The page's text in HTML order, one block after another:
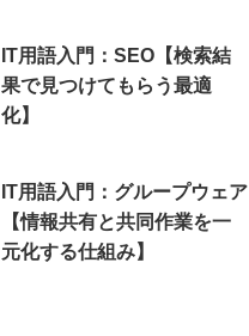
IT用語入門：SEO【検索結
果で見つけてもらう最適
化】
IT用語入門：グループウェア
【情報共有と共同作業を一
元化する仕組み】